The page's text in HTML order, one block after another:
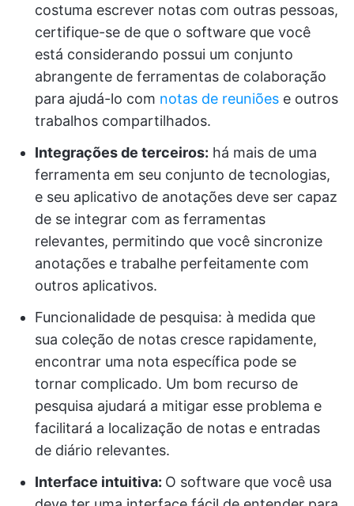
costuma escrever notas com outras pessoas,
certifique-se de que o software que você
está considerando possui um conjunto
abrangente de ferramentas de colaboração
para ajudá-lo com notas de reuniões e outros
trabalhos compartilhados.
Integrações de terceiros: há mais de uma
ferramenta em seu conjunto de tecnologias,
e seu aplicativo de anotações deve ser capaz
de se integrar com as ferramentas
relevantes, permitindo que você sincronize
anotações e trabalhe perfeitamente com
outros aplicativos.
Funcionalidade de pesquisa: à medida que
sua coleção de notas cresce rapidamente,
encontrar uma nota específica pode se
tornar complicado. Um bom recurso de
pesquisa ajudará a mitigar esse problema e
facilitará a localização de notas e entradas
de diário relevantes.
Interface intuitiva: O software que você usa